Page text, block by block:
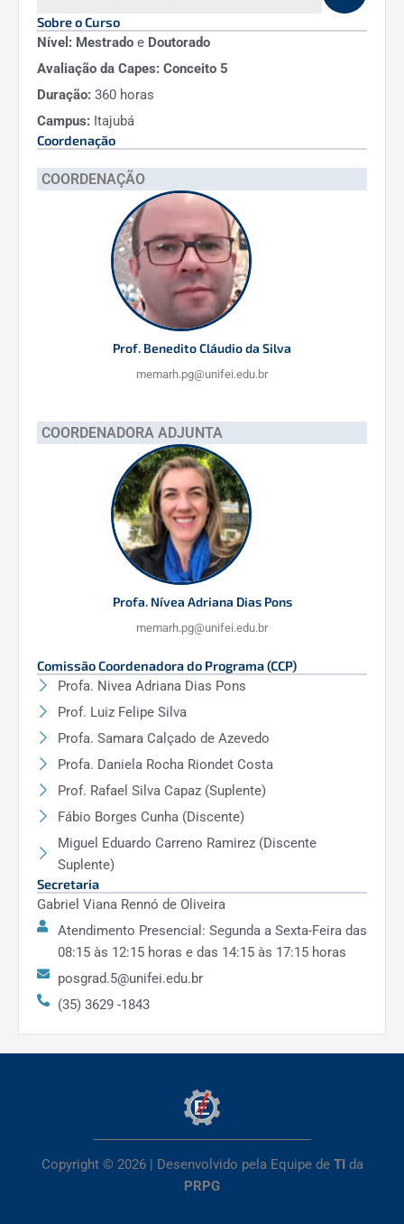
Autor(a):Cássia Gabriele Dias.
Data:Abril de 2024
Orientador(es):
Martins; Profa. Dra. Minella Alves Martins.
DOWNLOAD
Caracterização dos Eventos Meteorológicos
que Deflagraram Desastres Naturais nos
Estados de Minas Gerais e Bahia: estudo de
Thaís Aparecida Cortez Pinto.
Março de 2024
Prof. Dr. Diego Oliveira de Souza.
DOWNLOAD
Caracterização da hidrodinâmica e do transporte
de sedimentos dos três principais afluentes do
Alexandre Germano Marciano.
Março de 2024
Orientador(es):Prof. Dr. Arcilan Trevenzoli
Assireu.
DOWNLOAD
Causadores de Inundação em Bacias de
Pequena Escala: Estudo de Caso para o Ribeirão
José Pereira, Itajubá/MG
Autor(a):Gabriela dos Santos Barboza.
Data: Fevereiro de 2024
Orientador(es):Prof. Dr. Benedito Claudio da
Silva.
DOWNLOAD
gestão participativa em Unidades de
Conservação da Natureza de Proteção Integral
Fevereiro de 2024
Sobre o Curso
Nível: Mestrado e Doutorado
Avaliação da Capes: Conceito 5
Duração: 360 horas
Campus: Itajubá
Coordenação
COORDENAÇÃO
Prof. Benedito Cláudio da Silva
memarh.pg@unifei.edu.br
COORDENADORA ADJUNTA
Profa. Nívea Adriana Dias Pons
memarh.pg@unifei.edu.br
Comissão Coordenadora do Programa (CCP)
Profa. Nivea Adriana Dias Pons
Prof. Luiz Felipe Silva
Profa. Samara Calçado de Azevedo
Profa. Daniela Rocha Riondet Costa
Prof. Rafael Silva Capaz (Suplente)
Fábio Borges Cunha (Discente)
Miguel Eduardo Carreno Ramirez (Discente
Suplente)
Secretaria
Gabriel Viana Rennó de Oliveira
Atendimento Presencial: Segunda a Sexta-Feira das
08:15 às 12:15 horas e das 14:15 às 17:15 horas
posgrad.5@unifei.edu.br
(35) 3629 -1843
Copyright © 2026 | Desenvolvido pela Equipe de TI da
PRPG